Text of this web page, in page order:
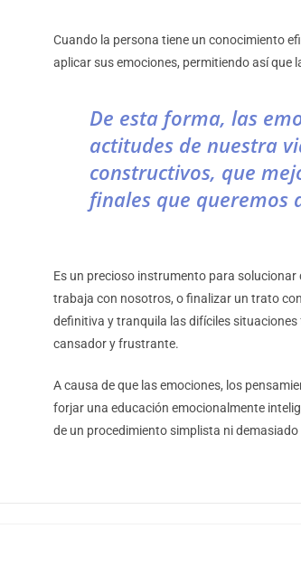
Cuando la persona tiene un conocimiento
aplicar sus emociones, permitiendo así que
De esta forma, las
actitudes de nuestra
constructivos, que
finales que queremos
Es un precioso instrumento para
trabaja con nosotros, o finalizar un trato
definitiva y tranquila las difíciles
cansador y frustrante.
A causa de que las emociones, los
forjar una educación emocionalmente
de un procedimiento simplista ni